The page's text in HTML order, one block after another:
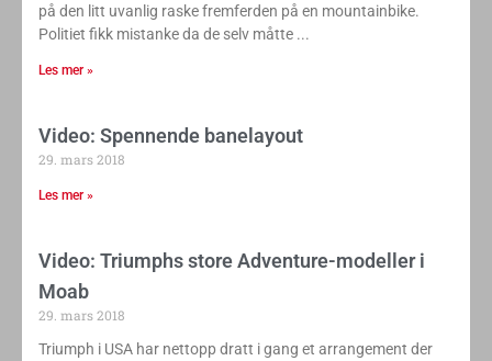
på den litt uvanlig raske fremferden på en mountainbike.
Politiet fikk mistanke da de selv måtte
Les mer »
Video: Spennende banelayout
29. mars 2018
Les mer »
Video: Triumphs store Adventure-modeller i
Moab
29. mars 2018
Triumph i USA har nettopp dratt i gang et arrangement der